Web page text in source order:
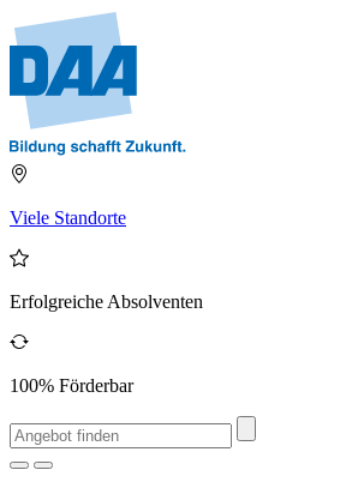
Viele Standorte
Erfolgreiche Absolventen
100% Förderbar